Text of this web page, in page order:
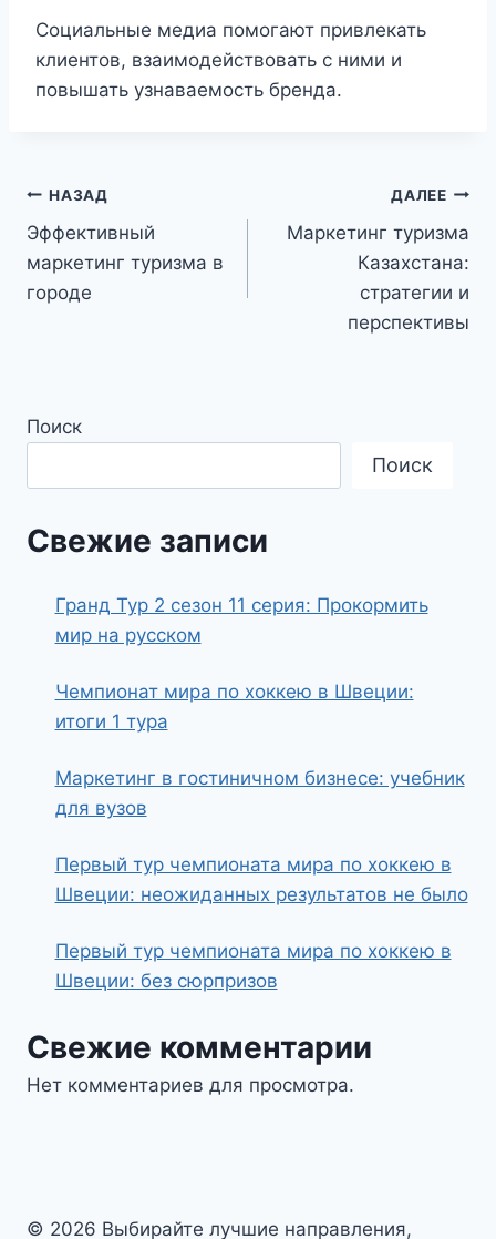
Социальные медиа помогают привлекать
клиентов, взаимодействовать с ними и
повышать узнаваемость бренда.
Навигация
по
записям
НАЗАД
Эффективный
маркетинг туризма в
городе
ДАЛЕЕ
Маркетинг туризма
Казахстана:
стратегии и
перспективы
Поиск
Поиск
Свежие записи
Гранд Тур 2 сезон 11 серия: Прокормить
мир на русском
Чемпионат мира по хоккею в Швеции:
итоги 1 тура
Маркетинг в гостиничном бизнесе: учебник
для вузов
Первый тур чемпионата мира по хоккею в
Швеции: неожиданных результатов не было
Первый тур чемпионата мира по хоккею в
Швеции: без сюрпризов
Свежие комментарии
Нет комментариев для просмотра.
© 2026 Выбирайте лучшие направления,